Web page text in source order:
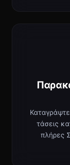
τάσεις
πλήρες